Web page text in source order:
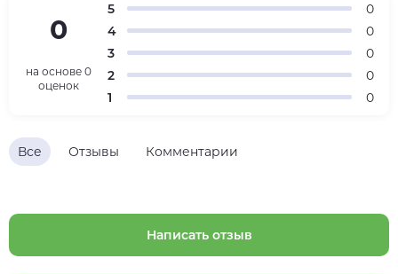
Все Отзывы Комментарии
Написать отзыв
0
на основе 0
оценок
5
0
4
0
3
0
2
0
1
0